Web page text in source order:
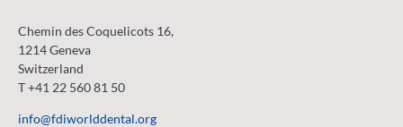
Chemin des Coquelicots 16,
1214 Geneva
Switzerland
T +41 22 560 81 50
info@fdiworlddental.org